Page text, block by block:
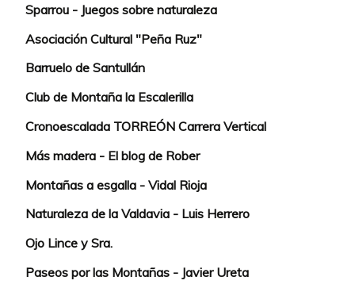
Sparrou - Juegos sobre naturaleza
Asociación Cultural "Peña Ruz"
Barruelo de Santullán
Club de Montaña la Escalerilla
Cronoescalada TORREÓN Carrera Vertical
Más madera - El blog de Rober
Montañas a esgalla - Vidal Rioja
Naturaleza de la Valdavia - Luis Herrero
Ojo Lince y Sra.
Paseos por las Montañas - Javier Ureta